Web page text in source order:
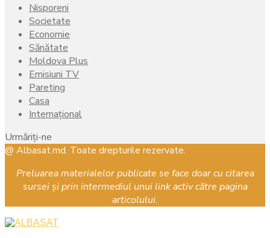
Nisporeni
Societate
Economie
Sănătate
Moldova Plus
Emisiuni TV
Pareting
Casa
Internațional
Urmăriți-ne
Facebook
Instagram
Youtube
@ Albasat.md. Toate drepturile rezervate.
Preluarea materialelor publicate se face doar cu citarea
sursei și prin intermediul unui link activ către pagina
articolului.